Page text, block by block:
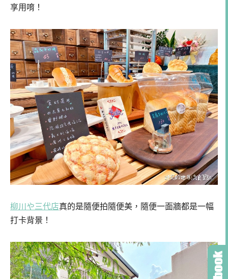
享用唷！
柳川や三代店真的是隨便拍隨便美，隨便一面牆都是一幅
打卡背景！